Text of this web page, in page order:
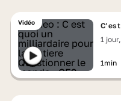
Vidéo
1
1min